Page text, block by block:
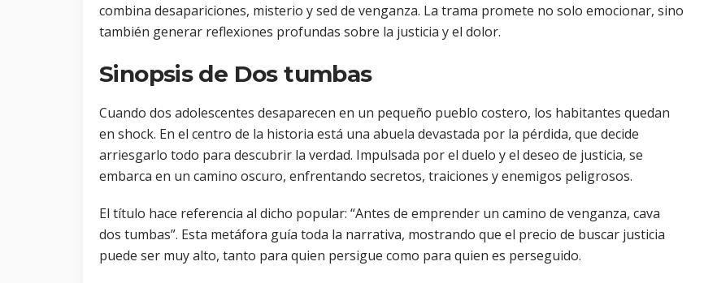
combina desapariciones, misterio y sed de venganza. La trama promete no solo emocionar, sino
también generar reflexiones profundas sobre la justicia y el dolor.
Sinopsis de Dos tumbas
Cuando dos adolescentes desaparecen en un pequeño pueblo costero, los habitantes quedan
en shock. En el centro de la historia está una abuela devastada por la pérdida, que decide
arriesgarlo todo para descubrir la verdad. Impulsada por el duelo y el deseo de justicia, se
embarca en un camino oscuro, enfrentando secretos, traiciones y enemigos peligrosos.
El título hace referencia al dicho popular: “Antes de emprender un camino de venganza, cava
dos tumbas”. Esta metáfora guía toda la narrativa, mostrando que el precio de buscar justicia
puede ser muy alto, tanto para quien persigue como para quien es perseguido.